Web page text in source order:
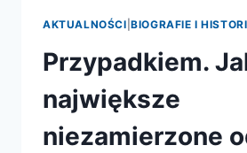
AKTUALNOŚCI |BIOGRAFIE I
Przypadkiem.
największe
niezamierzone